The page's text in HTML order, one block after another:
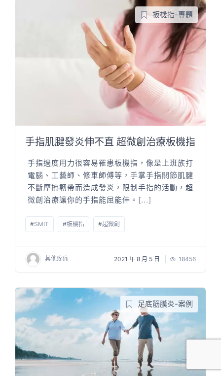
扳機指-專題
手指肌腱發炎伸不直 超微創治療板機指
手指過度用力很容易罹患板機指，像是上班族打
電腦、工藝師、修車師傅等，手掌手指關節肌腱
不斷摩擦韌帶而造成發炎，限制手指的活動，超
微創治療讓你的手指能屈能伸。 [...]
#SMIT #板機指 #超微創
其他疼痛 2021 年 8 月 5 日 18456
足底筋膜炎-案例